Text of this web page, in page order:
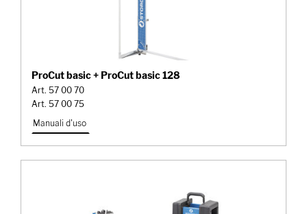
ProCut basic + ProCut basic 128
Art. 57 00 70
Art. 57 00 75
Manuali d'uso